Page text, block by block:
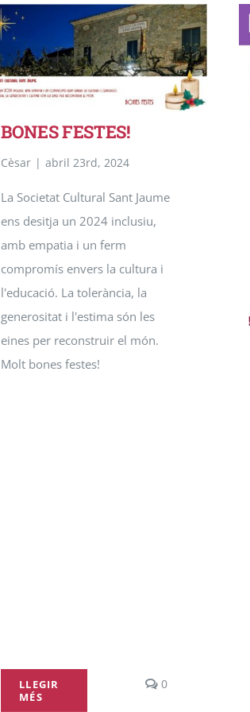
Penya Barcelonista
Salut
ReGENEREm-nos
BONES FESTES!
Cèsar | abril 23rd, 2024
La Societat Cultural Sant Jaume
ens desitja un 2024 inclusiu,
amb empatia i un ferm
compromís envers la cultura i
l'educació. La tolerància, la
generositat i l'estima són les
eines per reconstruir el món.
Molt bones festes!
LLEGIR
MÉS
0comments